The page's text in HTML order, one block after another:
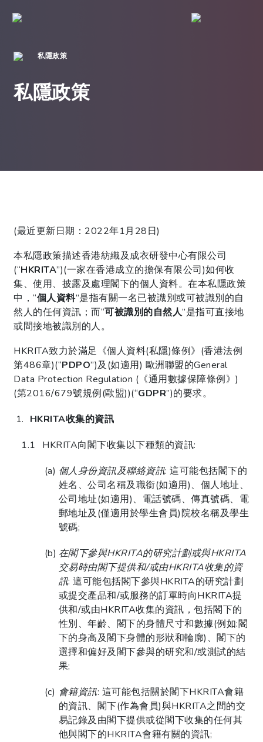
私隱政策
私隱政策
(最近更新日期：2022年1月28日)
本私隱政策描述香港紡織及成衣研發中心有限公司
(“HKRITA”)(一家在香港成立的擔保有限公司)如何收
集、使用、披露及處理閣下的個人資料。在本私隱政策
中，“個人資料”是指有關一名已被識別或可被識別的自
然人的任何資訊；而“可被識別的自然人”是指可直接地
或間接地被識別的人。
HKRITA致力於滿足《個人資料(私隱)條例》(香港法例
第486章)(“PDPO”)及(如適用) 歐洲聯盟的General
Data Protection Regulation (《通用數據保障條例》)
(第2016/679號規例(歐盟))(“GDPR”)的要求。
HKRITA收集的資訊
HKRITA向閣下收集以下種類的資訊:
個人身份資訊及聯絡資訊: 這可能包括閣下的
姓名、公司名稱及職銜(如適用)、個人地址、
公司地址(如適用)、電話號碼、傳真號碼、電
郵地址及(僅適用於學生會員)院校名稱及學生
號碼;
在閣下參與HKRITA的研究計劃或與HKRITA
交易時由閣下提供和/或由HKRITA收集的資
訊: 這可能包括閣下參與HKRITA的研究計劃
或提交產品和/或服務的訂單時向HKRITA提
供和/或由HKRITA收集的資訊，包括閣下的
性別、年齡、閣下的身體尺寸和數據(例如:閣
下的身高及閣下身體的形狀和輪廓)、閣下的
選擇和偏好及閣下參與的研究和/或測試的結
果;
會籍資訊: 這可能包括關於閣下HKRITA會籍
的資訊、閣下(作為會員)與HKRITA之間的交
易記錄及由閣下提供或從閣下收集的任何其
他與閣下的HKRITA會籍有關的資訊;